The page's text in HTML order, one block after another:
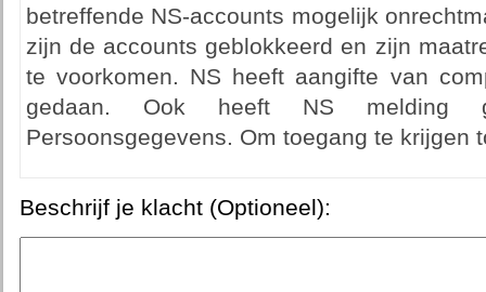
betreffende NS-accounts mogelijk
zijn de accounts geblokkeerd en zijn
te voorkomen. NS heeft aangifte van
gedaan. Ook heeft NS melding
Persoonsgegevens. Om toegang te krijgen
Beschrijf je klacht (Optioneel):